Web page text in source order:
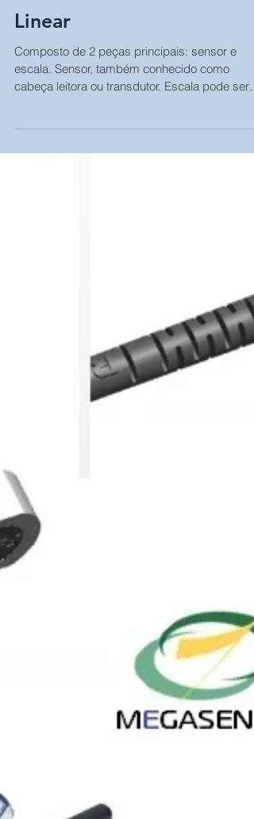
Encoder Linear - Escala
Linear
Composto de 2 peças principais: sensor e
escala. Sensor, também conhecido como
magnética ou...